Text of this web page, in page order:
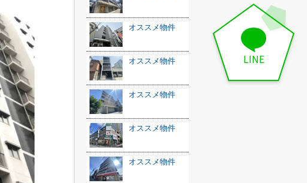
オススメ物件
オススメ物件
オススメ物件
オススメ物件
オススメ物件
LINE